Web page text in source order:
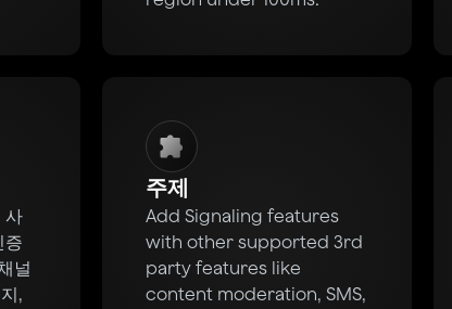
사
증
널
,
주제
Add Signaling features
with other supported 3rd
party features like
content moderation, SMS,